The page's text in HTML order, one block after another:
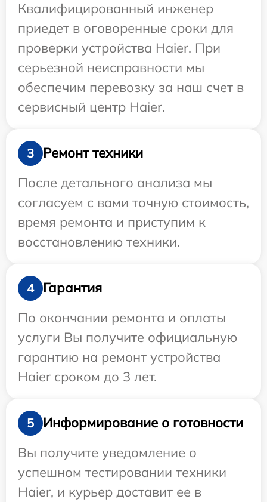
Квалифицированный инженер
приедет в оговоренные сроки для
проверки устройства Haier. При
серьезной неисправности мы
обеспечим перевозку за наш счет в
сервисный центр Haier.
3
Ремонт техники
После детального анализа мы
согласуем с вами точную стоимость,
время ремонта и приступим к
восстановлению техники.
4
Гарантия
По окончании ремонта и оплаты
услуги Вы получите официальную
гарантию на ремонт устройства
Haier сроком до 3 лет.
5
Информирование о готовности
Вы получите уведомление о
успешном тестировании техники
Haier, и курьер доставит ее в